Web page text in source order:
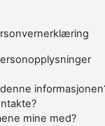
mine med?